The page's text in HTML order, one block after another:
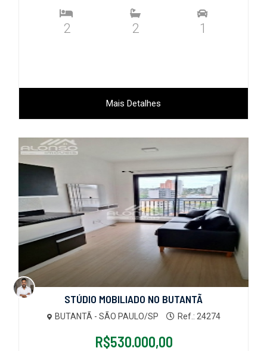
2 2 1
Mais Detalhes
STÚDIO MOBILIADO NO BUTANTÃ
BUTANTÃ - SÃO PAULO/SP Ref.: 24274
R$530.000,00